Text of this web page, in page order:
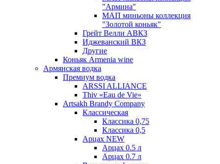
"Армина"
МАП миньоны коллекция
"Золотой коньяк"
Грейт Велли АВКЗ
Иджеванский ВКЗ
Другие
Коньяк Armenia wine
Армянская водка
Премиум водка
ARSSI ALLIANCE
Thiv «Eau de Vie»
Artsakh Brandy Company
Классическая
Классика 0,75
Классика 0,5
Арцах NEW
Арцах 0.5 л
Арцах 0.7 л